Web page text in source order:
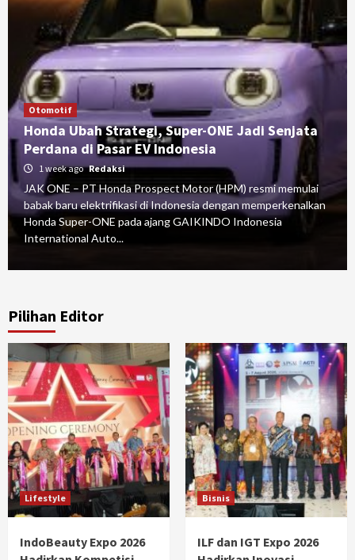
Otomotif
Honda Ubah Strategi, Super-ONE Jadi Senjata
Perdana di Pasar EV Indonesia
1 week ago Redaksi
JAK ONE – PT Honda Prospect Motor (HPM) resmi memulai
babak baru elektrifikasi di Indonesia dengan memperkenalkan
Honda Super-ONE pada ajang GAIKINDO Indonesia
International Auto...
Pilihan Editor
Lifestyle
IndoBeauty Expo 2026
Bisnis
ILF dan IGT Expo 2026